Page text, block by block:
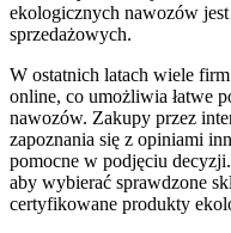
ekologicznych nawozów
sprzedażowych.
W ostatnich latach wiele
online, co umożliwia łatwe
nawozów. Zakupy przez
zapoznania się z opiniami
pomocne w podjęciu
aby wybierać sprawdzone
certyfikowane produkty